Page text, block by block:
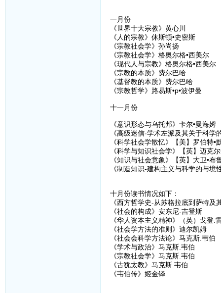
一月份
《世界十大宗教》黄心川
《人的宗教》休斯顿•史密斯
《宗教社会学》孙尚扬
《宗教社会学》格奥尔格•西美尔
《现代人与宗教》格奥尔格•西美尔
《宗教的本质》费尔巴哈
《基督教的本质》费尔巴哈
《宗教哲学》路易斯•p•波伊曼
十一月份
《意识形态与乌托邦》卡尔•曼海姆
《高级迷信-学术左派及其关于科学
《科学社会学散忆》【美】罗伯特•
《科学与知识社会学》【英】迈克
《知识与社会意象》【英】大卫•布
《制造知识-建构主义与科学的与境
十月份读书情况如下：
《西方哲学史-从苏格拉底到萨特
《社会的构成》安东尼-吉登斯
《华人资本主义精神》（英）戈登.
《社会学方法的准则》迪尔凯姆
《社会会科学方法论》马克斯.韦伯
《学术与政治》马克斯.韦伯
《宗教社会学》马克斯.韦伯
《古犹太教》马克斯.韦伯
《韦伯传》姬金铎